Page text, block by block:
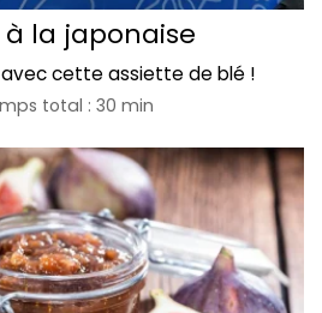
la japonaise
cette assiette de blé !
total : 30 min